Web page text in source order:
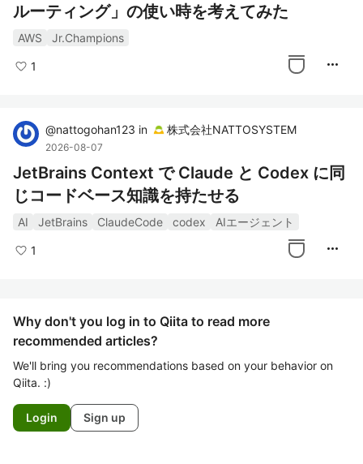
ルーティング」の使い時を考えてみた
AWS Jr.Champions
1 more_horiz
@nattogohan123 in 株式会社NATTOSYSTEM
2026-08-07
JetBrains Context で Claude と Codex に同
じコードベース知識を持たせる
AI JetBrains ClaudeCode codex AIエージェント
1 more_horiz
Why don't you log in to Qiita to read more
recommended articles?
We'll bring you recommendations based on your behavior on
Qiita. :)
Login Sign up